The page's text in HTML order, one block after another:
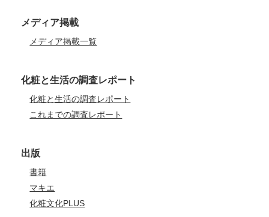
メディア掲載
メディア掲載一覧
化粧と生活の調査レポート
化粧と生活の調査レポート
これまでの調査レポート
出版
書籍
マキエ
化粧文化PLUS